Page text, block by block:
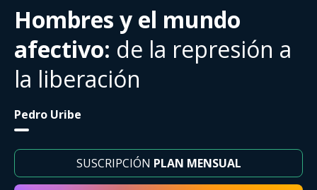
Hombres y el mundo
afectivo: de la represión a
la liberación
Pedro Uribe
SUSCRIPCIÓN PLAN MENSUAL